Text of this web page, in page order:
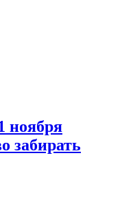
ноября
забирать